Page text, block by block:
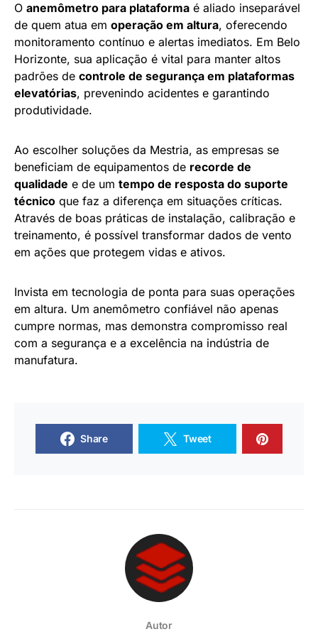
O anemômetro para plataforma é aliado inseparável
de quem atua em operação em altura, oferecendo
monitoramento contínuo e alertas imediatos. Em Belo
Horizonte, sua aplicação é vital para manter altos
padrões de controle de segurança em plataformas
elevatórias, prevenindo acidentes e garantindo
produtividade.
Ao escolher soluções da Mestria, as empresas se
beneficiam de equipamentos de recorde de
qualidade e de um tempo de resposta do suporte
técnico que faz a diferença em situações críticas.
Através de boas práticas de instalação, calibração e
treinamento, é possível transformar dados de vento
em ações que protegem vidas e ativos.
Invista em tecnologia de ponta para suas operações
em altura. Um anemômetro confiável não apenas
cumpre normas, mas demonstra compromisso real
com a segurança e a excelência na indústria de
manufatura.
Share Tweet
Autor